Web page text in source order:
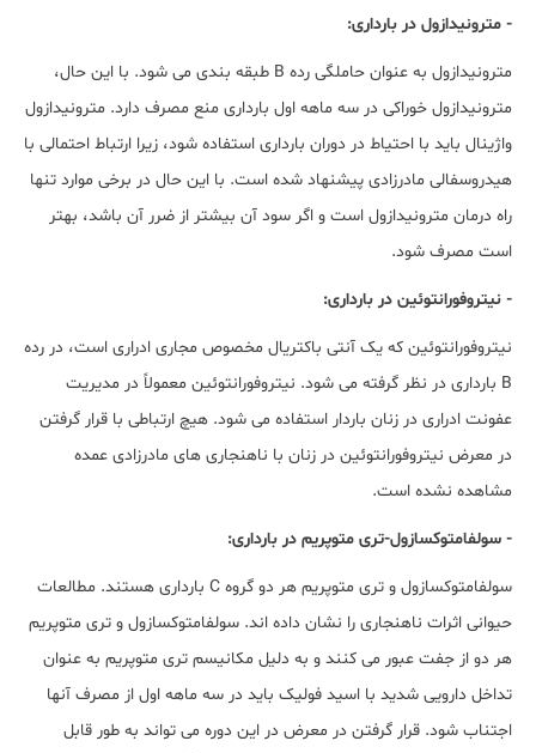
- مترونیدازول در بارداری:
مترونیدازول به عنوان حاملگی رده B طبقه بندی می شود. با این حال،
مترونیدازول خوراکی در سه ماهه اول بارداری منع مصرف دارد. مترونیدازول
واژینال باید با احتیاط در دوران بارداری استفاده شود، زیرا ارتباط احتمالی با
هیدروسفالی مادرزادی پیشنهاد شده است. با این حال در برخی موارد تنها
راه درمان مترونیدازول است و اگر سود آن بیشتر از ضرر آن باشد، بهتر
است مصرف شود.
- نیتروفورانتوئین در بارداری:
نیتروفورانتوئین که یک آنتی باکتریال مخصوص مجاری ادراری است، در رده
B بارداری در نظر گرفته می شود. نیتروفورانتوئین معمولاً در مدیریت
عفونت ادراری در زنان باردار استفاده می شود. هیچ ارتباطی با قرار گرفتن
در معرض نیتروفورانتوئین در زنان با ناهنجاری های مادرزادی عمده
مشاهده نشده است.
- سولفامتوکسازول-تری متوپریم در بارداری:
سولفامتوکسازول و تری متوپریم هر دو گروه C بارداری هستند. مطالعات
حیوانی اثرات ناهنجاری را نشان داده اند. سولفامتوکسازول و تری متوپریم
هر دو از جفت عبور می کنند و به دلیل مکانیسم تری متوپریم به عنوان
تداخل دارویی شدید با اسید فولیک باید در سه ماهه اول از مصرف آنها
اجتناب شود. قرار گرفتن در معرض در این دوره می تواند به طور قابل